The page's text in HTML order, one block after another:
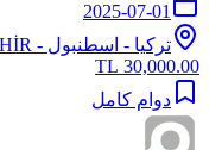
2025-07-01
تركيا - اسطنبول - BAŞAKŞEHİR
30,000.00 TL
دوام كامل